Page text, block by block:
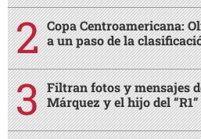
Copa Centroamericana:
a un paso de la
Filtran fotos y mensajes
Márquez y el hijo del “R1”